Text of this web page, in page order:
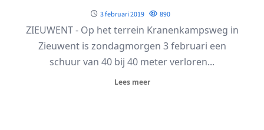
3 februari 2019 890
ZIEUWENT - Op het terrein Kranenkampsweg in
Zieuwent is zondagmorgen 3 februari een
schuur van 40 bij 40 meter verloren...
Lees meer